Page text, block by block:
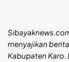
menyajikan
Kabupaten